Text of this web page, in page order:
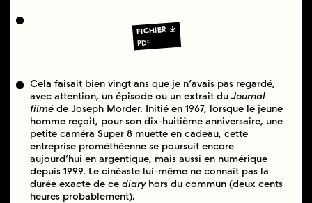
FICHIER
PDF
Cela faisait bien vingt ans que je n’avais pas regardé,
avec attention, un épisode ou un extrait du Journal
filméde Joseph Morder. Initié en 1967, lorsque le jeune
homme reçoit, pour son dix-huitième anniversaire, une
petite caméra Super 8 muette en cadeau, cette
entreprise prométhéenne se poursuit encore
aujourd’hui en argentique, mais aussi en numérique
depuis 1999. Le cinéaste lui-même ne connaît pas la
durée exacte de ce diaryhors du commun (deux cents
heures probablement).